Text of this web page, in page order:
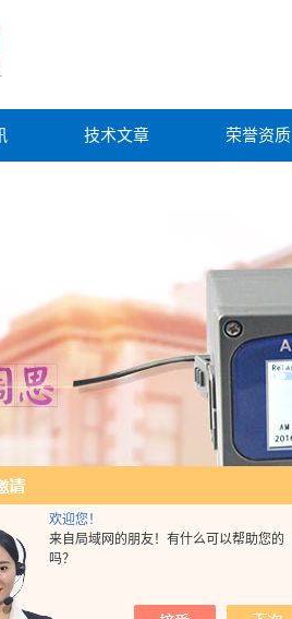
欢迎您！
来自局域网的朋友！有什么可以帮助您的
吗？
技术文章 荣誉资质